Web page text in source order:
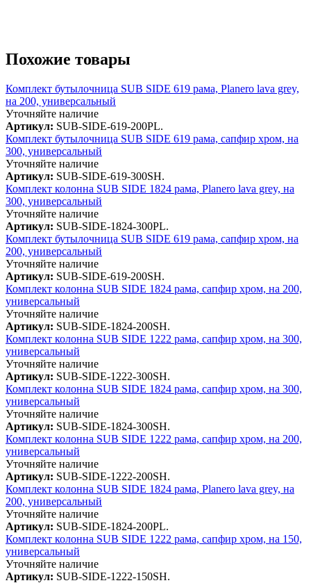
Похожие товары
Комплект бутылочница SUB SIDE 619 рама, Planero lava grey,
на 200, универсальный
Уточняйте наличие
Артикул: SUB-SIDE-619-200PL.
Комплект бутылочница SUB SIDE 619 рама, сапфир хром, на
300, универсальный
Уточняйте наличие
Артикул: SUB-SIDE-619-300SH.
Комплект колонна SUB SIDE 1824 рама, Planero lava grey, на
300, универсальный
Уточняйте наличие
Артикул: SUB-SIDE-1824-300PL.
Комплект бутылочница SUB SIDE 619 рама, сапфир хром, на
200, универсальный
Уточняйте наличие
Артикул: SUB-SIDE-619-200SH.
Комплект колонна SUB SIDE 1824 рама, сапфир хром, на 200,
универсальный
Уточняйте наличие
Артикул: SUB-SIDE-1824-200SH.
Комплект колонна SUB SIDE 1222 рама, сапфир хром, на 300,
универсальный
Уточняйте наличие
Артикул: SUB-SIDE-1222-300SH.
Комплект колонна SUB SIDE 1824 рама, сапфир хром, на 300,
универсальный
Уточняйте наличие
Артикул: SUB-SIDE-1824-300SH.
Комплект колонна SUB SIDE 1222 рама, сапфир хром, на 200,
универсальный
Уточняйте наличие
Артикул: SUB-SIDE-1222-200SH.
Комплект колонна SUB SIDE 1824 рама, Planero lava grey, на
200, универсальный
Уточняйте наличие
Артикул: SUB-SIDE-1824-200PL.
Комплект колонна SUB SIDE 1222 рама, сапфир хром, на 150,
универсальный
Уточняйте наличие
Артикул: SUB-SIDE-1222-150SH.